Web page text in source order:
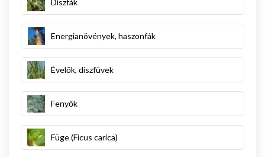
Díszfák
Energianövények, haszonfák
Évelők, díszfüvek
Fenyők
Füge (Ficus carica)